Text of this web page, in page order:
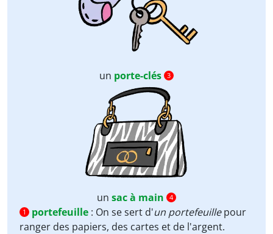
un porte-clés 3
un sac à main
4
1
portefeuille : On se sert d'un portefeuillepour
ranger des papiers, des cartes et de l'argent.